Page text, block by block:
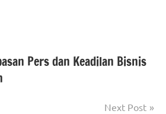
Pers dan Keadilan Bisnis
Next Post